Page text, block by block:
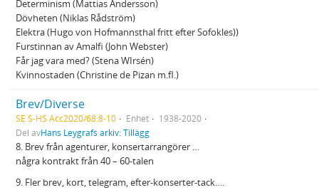
Determinism (Mattias Andersson)
Dövheten (Niklas Rådström)
Elektra (Hugo von Hofmannsthal fritt efter Sofokles))
Furstinnan av Amalfi (John Webster)
Får jag vara med? (Stena WIrsén)
Kvinnostaden (Christine de Pizan m.fl.)
Brev/Diverse
SE S-HS Acc2020/68:8-10 Enhet
1938-2020
Del avHans Leygrafs arkiv: Tillägg
8. Brev från agenturer, konsertarrangörer …
några kontrakt från 40 – 60-talen
9. Fler brev, kort, telegram, efter-konserter-tack….